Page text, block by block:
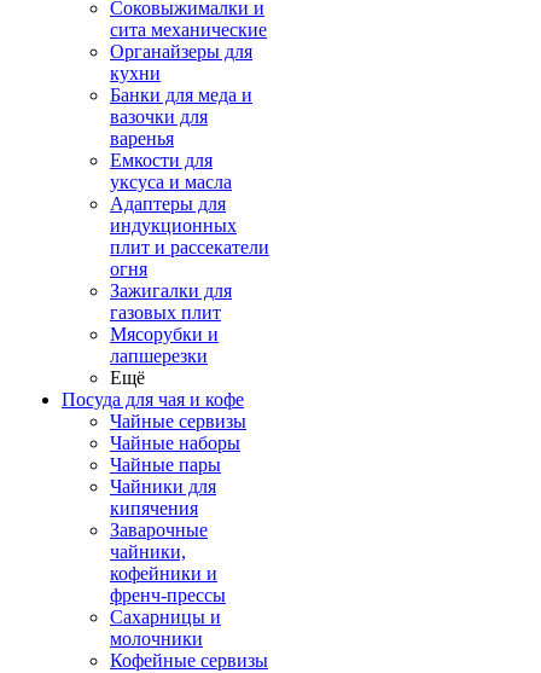
Соковыжималки и
сита механические
Органайзеры для
кухни
Банки для меда и
вазочки для
варенья
Емкости для
уксуса и масла
Адаптеры для
индукционных
плит и рассекатели
огня
Зажигалки для
газовых плит
Мясорубки и
лапшерезки
Ещё
Посуда для чая и кофе
Чайные сервизы
Чайные наборы
Чайные пары
Чайники для
кипячения
Заварочные
чайники,
кофейники и
френч-прессы
Сахарницы и
молочники
Кофейные сервизы